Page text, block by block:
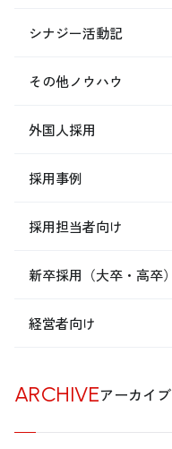
シナジー活動記
その他ノウハウ
外国人採用
採用事例
採用担当者向け
新卒採用（大卒・高卒）
経営者向け
ARCHIVEアーカイブ